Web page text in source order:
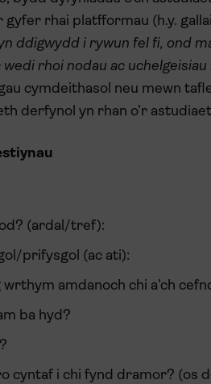
rhai platfformau (h.y.
ddigwydd i rywun fel fi, ond
rhoi nodau ac uchelgeisiau
cymdeithasol neu mewn
derfynol yn rhan o’r
(ardal/tref):
prifysgol (ac ati):
amdanoch chi a’ch
ba hyd?
cyntaf i chi fynd dramor? (os